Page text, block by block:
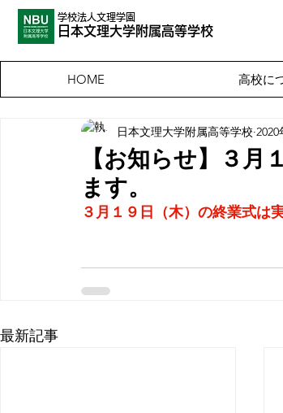
学校法人文理学園
​日本文理大学附属高等学校
HOME 高校に
【お知らせ】３月
ます。
日本文理大学附属高等学校 2020
３月１９日（木）の終業式は
最新記事